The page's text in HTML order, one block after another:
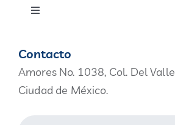
Toggle
Contacto
Amores No. 1038, Col. Del Valle
Ciudad de México.